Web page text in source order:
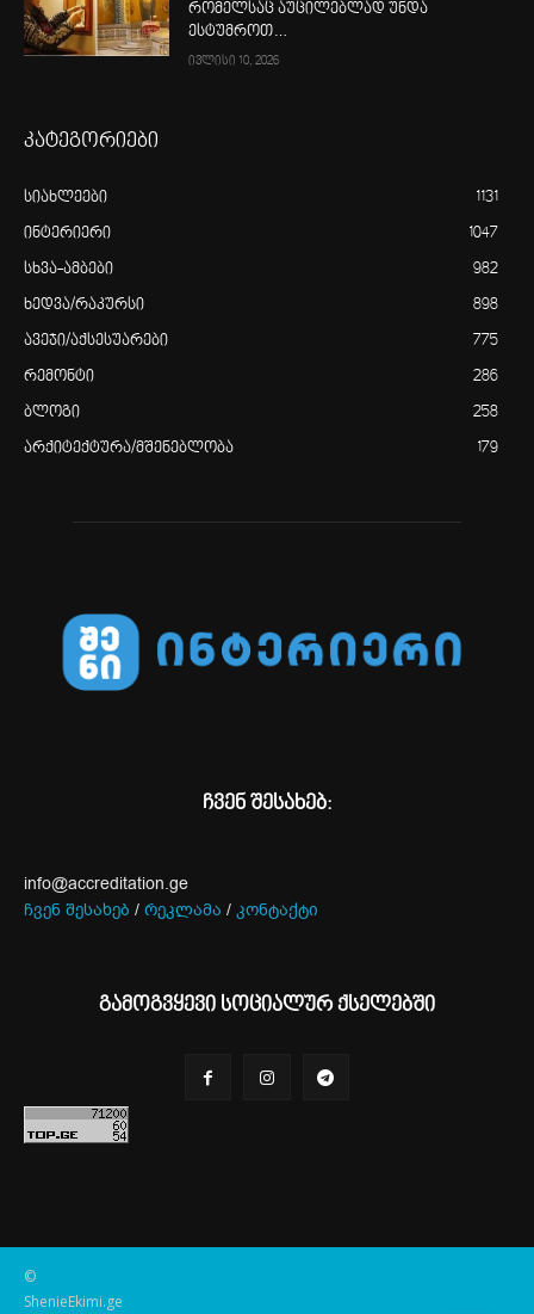
რომელსაც აუცილებლად უნდა
ესტუმროთ…
ივლისი 10, 2026
კატეგორიები
სიახლეები 1131
ინტერიერი 1047
სხვა-ამბები 982
ხედვა/რაკურსი 898
ავეჯი/აქსესუარები 775
რემონტი 286
ბლოგი 258
არქიტექტურა/მშენებლობა 179
ჩვენ შესახებ:
info@accreditation.ge
ჩვენ შესახებ / რეკლამა / კონტაქტი
გამოგვყევი სოციალურ ქსელებში
©
ShenieEkimi.ge